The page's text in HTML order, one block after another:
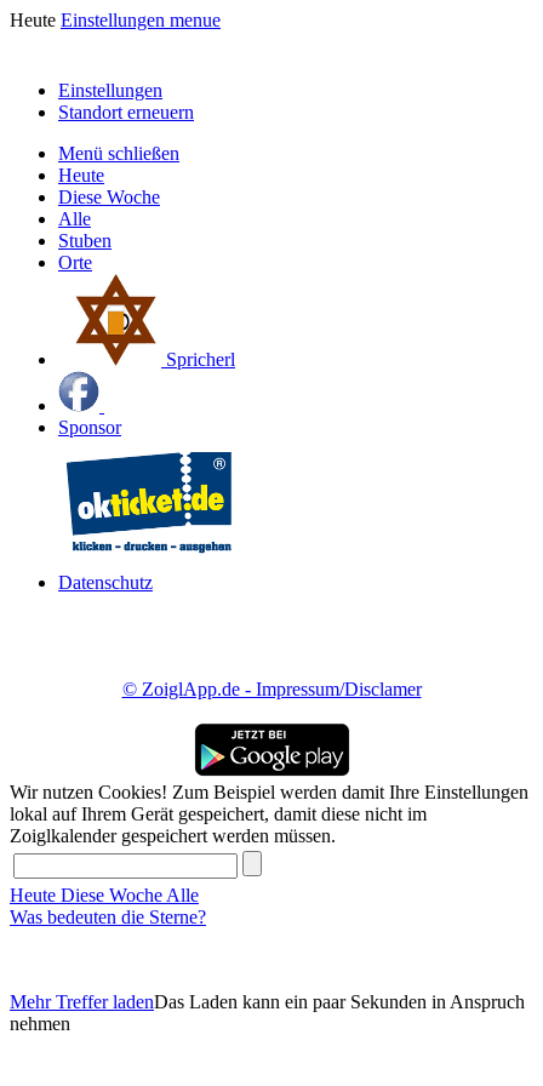
Heute Einstellungen menue
Einstellungen
Standort erneuern
Menü schließen
Heute
Diese Woche
Alle
Stuben
Orte
Spricherl
Sponsor
Datenschutz
© ZoiglApp.de - Impressum/Disclamer
Wir nutzen Cookies! Zum Beispiel werden damit Ihre Einstellungen
lokal auf Ihrem Gerät gespeichert, damit diese nicht im
Zoiglkalender gespeichert werden müssen.
Heute Diese Woche Alle
Was bedeuten die Sterne?
Mehr Treffer ladenDas Laden kann ein paar Sekunden in Anspruch
nehmen